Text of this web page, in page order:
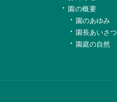
園の概要
園のあゆみ
園長あいさつ
園庭の自然